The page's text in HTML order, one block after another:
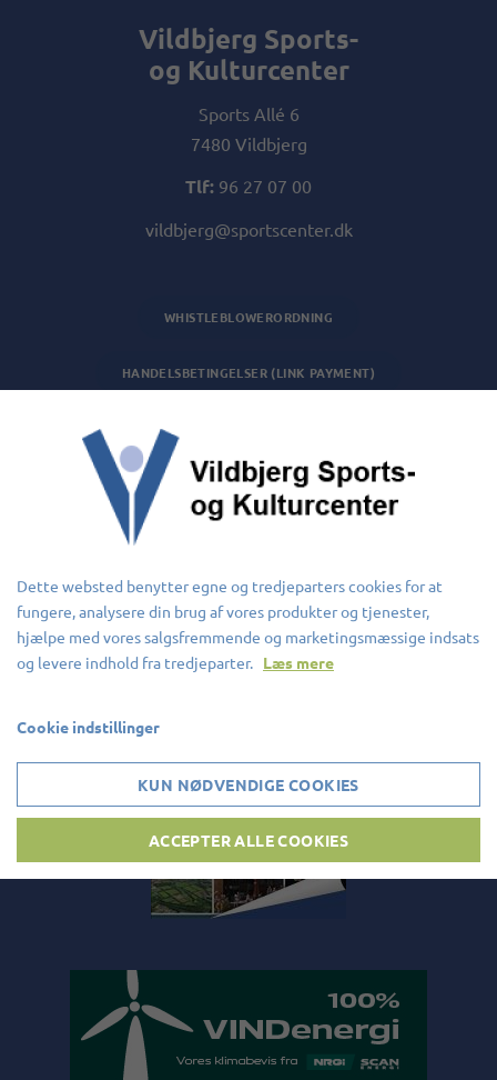
Vildbjerg Sports-
og Kulturcenter
Sports Allé 6
7480 Vildbjerg
Tlf: 96 27 07 00
vildbjerg@sportscenter.dk
WHISTLEBLOWERORDNING
HANDELSBETINGELSER (LINK PAYMENT)
Se vores brochure
Dette websted benytter egne og tredjeparters cookies for at
fungere, analysere din brug af vores produkter og tjenester,
hjælpe med vores salgsfremmende og marketingsmæssige indsats
og levere indhold fra tredjeparter. Læs mere
Cookie indstillinger
KUN NØDVENDIGE COOKIES
ACCEPTER ALLE COOKIES